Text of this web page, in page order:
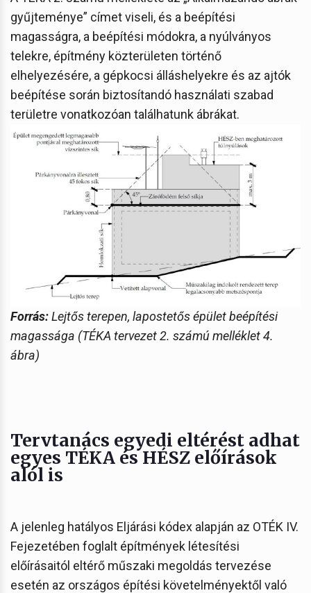
gyűjteménye” címet viseli, és a beépítési
magasságra, a beépítési módokra, a nyúlványos
telekre, építmény közterületen történő
elhelyezésére, a gépkocsi álláshelyekre és az ajtók
beépítése során biztosítandó használati szabad
területre vonatkozóan találhatunk ábrákat.
Forrás:Lejtős terepen, lapostetős épület beépítési
magassága (TÉKA tervezet 2. számú melléklet 4.
ábra)
Tervtanács egyedi eltérést adhat
egyes TÉKA és HÉSZ előírások
alól is
A jelenleg hatályos Eljárási kódex alapján az OTÉK IV.
Fejezetében foglalt építmények létesítési
előírásaitól eltérő műszaki megoldás tervezése
esetén az országos építési követelményektől való